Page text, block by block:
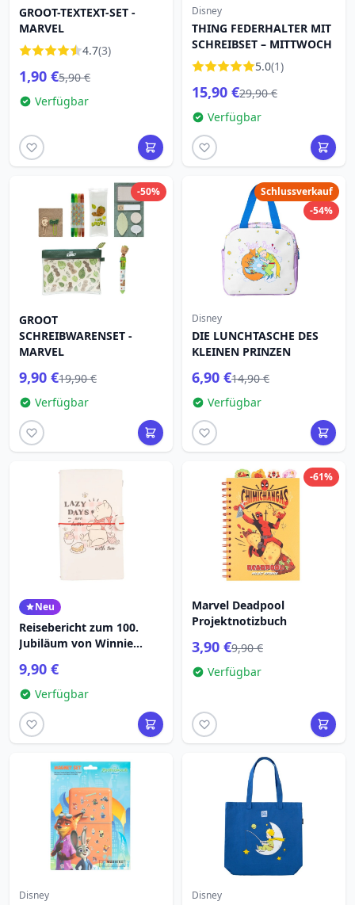
GROOT-TEXTEXT-SET -
MARVEL
4.7(3)
1,90 €5,90 €
Verfügbar
Disney
THING FEDERHALTER MIT
SCHREIBSET – MITTWOCH
5.0(1)
15,90 €29,90 €
Verfügbar
-50%
GROOT
SCHREIBWARENSET -
MARVEL
9,90 €19,90 €
Verfügbar
Schlussverkauf
-54%
Disney
DIE LUNCHTASCHE DES
KLEINEN PRINZEN
6,90 €14,90 €
Verfügbar
Neu
Reisebericht zum 100.
Jubiläum von Winnie
9,90 €
Verfügbar
-61%
Marvel Deadpool
Projektnotizbuch
3,90 €9,90 €
Verfügbar
Disney Disney